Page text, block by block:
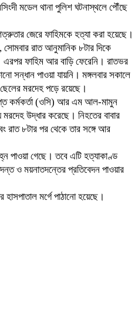
মডেল থানা পুলিশ ঘটনাস্থলে পৌঁছে
জেরে ফাহিমকে হত্যা করা হয়েছে।
সোমবার রাত আনুমানিক ৮টার দিকে
এরপর ফাহিম আর বাড়ি ফেরেনি। রাতভর
সন্ধান পাওয়া যায়নি। মঙ্গলবার সকালে
মরদেহ পড়ে রয়েছে।
কর্মকর্তা (ওসি) আর এম আল-মামুন
উদ্ধার করেছে। নিহতের বাবার
রাত ৮টার পর থেকে তার সঙ্গে আর
পাওয়া গেছে। তবে এটি হত্যাকাণ্ড
ও ময়নাতদন্তের প্রতিবেদন পাওয়ার
মর্গে পাঠানো হয়েছে।